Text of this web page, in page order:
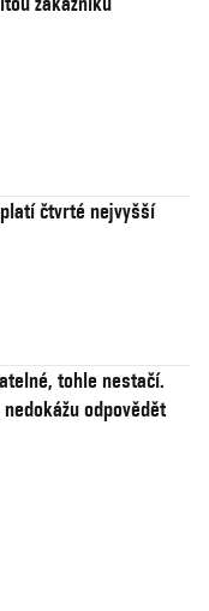
čtvrté nejvyšší
tohle nestačí.
nedokážu odpovědět